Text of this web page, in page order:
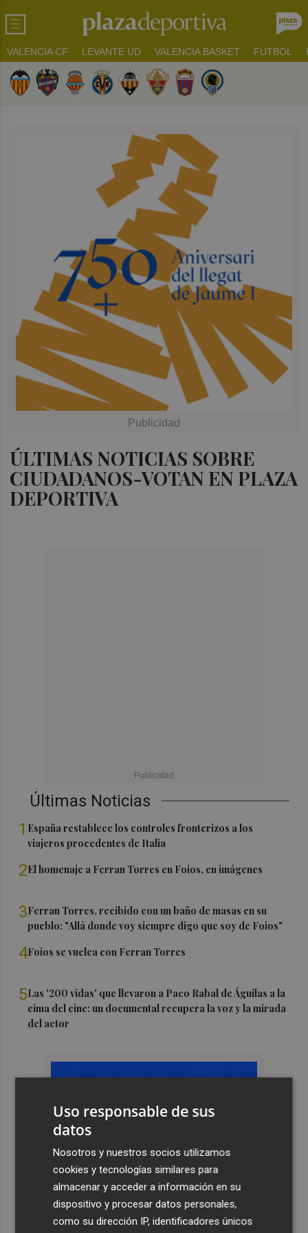
VALENCIA CF LEVANTE UD VALENCIA BASKET FUTBOL
ÚLTIMAS NOTICIAS SOBRE
CIUDADANOS-VOTAN EN PLAZA
DEPORTIVA
Últimas Noticias
1 España restablece los controles fronterizos a los
viajeros procedentes de Italia
2El homenaje a Ferran Torres en Foios, en imágenes
3Ferran Torres, recibido con un baño de masas en su
pueblo: "Allá donde voy siempre digo que soy de Foios"
4Foios se vuelca con Ferran Torres
5Las '200 vidas' que llevaron a Paco Rabal de Águilas a la
cima del cine: un documental recupera la voz y la mirada
del actor
Uso responsable de sus
datos
Nosotros y nuestros socios utilizamos
cookies y tecnologías similares para
almacenar y acceder a información en su
dispositivo y procesar datos personales,
como su dirección IP, identificadores únicos